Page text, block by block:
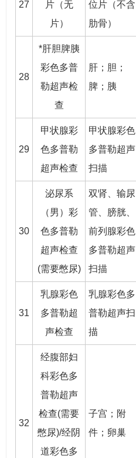
27
片（无
片）
位片（不含
肋骨）
28
*肝胆脾胰
彩色多普
勒超声检
查
肝；胆；
脾；胰
29
甲状腺彩
色多普勒
超声检查
甲状腺彩色
多普勒超声
扫描
30
泌尿系
（男）彩
色多普勒
超声检查
(需要憋尿)
双肾、输尿
管、膀胱、
前列腺彩色
多普勒超声
扫描
31
乳腺彩色
多普勒超
声检查
乳腺彩色多
普勒超声扫
描
32
经腹部妇
科彩色多
普勒超声
检查(需要
憋尿)/经阴
道彩色多
子宫；附
件；卵巢